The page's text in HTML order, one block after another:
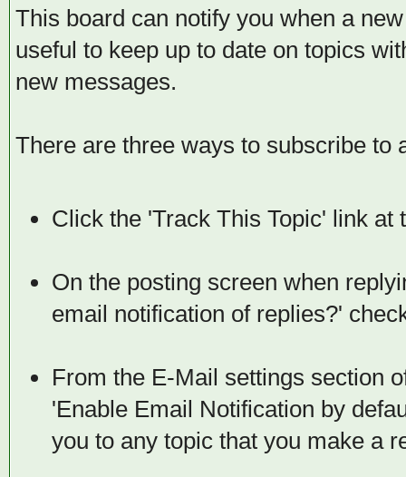
This board can notify you when a
useful to keep up to date on topics
new messages.
There are three ways to subscribe to
Click the 'Track This Topic' link
On the posting screen when
email notification of replies?'
From the E-Mail settings section
'Enable Email Notification by
you to any topic that you make a